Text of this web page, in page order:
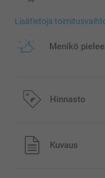
Lisätietoja
Menikö
Hinnasto
Kaikki hinnat ovat
eivät sisällä postikuluja.
Kuvaus